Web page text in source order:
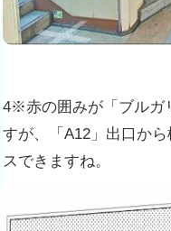
4※赤の囲みが「ブルガ
すが、「A12」出口か
スできますね。